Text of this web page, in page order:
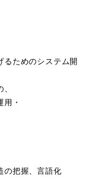
るためのシステム開
用・
の把握、言語化